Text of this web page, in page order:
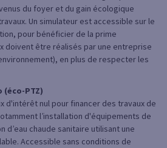
du foyer et du gain écologique
Un simulateur est accessible sur le
pour bénéficier de la prime
doivent être réalisés par une entreprise
en plus de respecter les
(éco-PTZ)
d'intérêt nul pour financer des travaux de
l’installation d'équipements de
d’eau chaude sanitaire utilisant une
Accessible sans conditions de